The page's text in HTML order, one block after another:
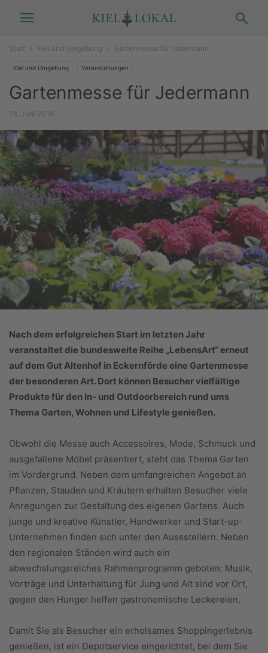
Start Kiel und Umgebung Gartenmesse für Jedermann
Kiel und Umgebung Veranstaltungen
Gartenmesse für Jedermann
28. Juni 2018
Nach dem erfolgreichen Start im letzten Jahr
veranstaltet die bundesweite Reihe „LebensArt“ erneut
auf dem Gut Altenhof in Eckernförde eine Gartenmesse
der besonderen Art. Dort können Besucher vielfältige
Produkte für den In- und Outdoorbereich rund ums
Thema Garten, Wohnen und Lifestyle genießen.
Obwohl die Messe auch Accessoires, Mode, Schmuck und
ausgefallene Möbel präsentiert, steht das Thema Garten
im Vordergrund. Neben dem umfangreichen Angebot an
Pflanzen, Stauden und Kräutern erhalten Besucher viele
Anregungen zur Gestaltung des eigenen Gartens. Auch
junge und kreative Künstler, Handwerker und Start-up-
Unternehmen finden sich unter den Aussstellern. Neben
den regionalen Ständen wird auch ein
abwechslungsreiches Rahmenprogramm geboten: Musik,
Vorträge und Unterhaltung für Jung und Alt sind vor Ort,
gegen den Hunger helfen gastronomische Leckereien.
Damit Sie als Besucher ein erholsames Shoppingerlebnis
genießen, ist ein Depotservice eingerichtet, bei dem Sie